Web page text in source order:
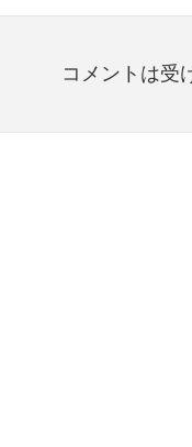
コメントは受